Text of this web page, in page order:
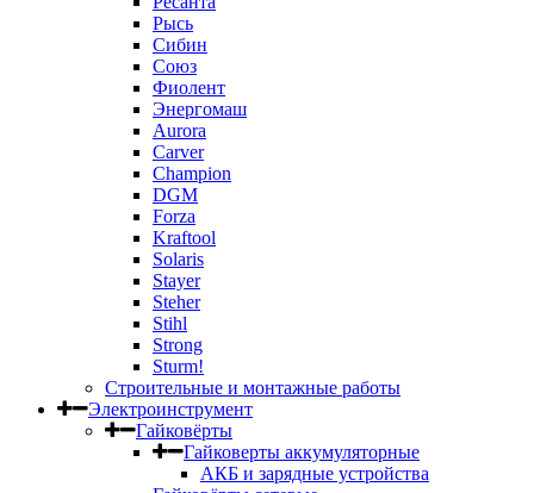
Рысь
Сибин
Союз
Фиолент
Энергомаш
Aurora
Carver
Champion
DGM
Forza
Kraftool
Solaris
Stayer
Steher
Stihl
Strong
Sturm!
Строительные и монтажные работы
Электроинструмент
Гайковёрты
Гайковерты аккумуляторные
АКБ и зарядные устройства